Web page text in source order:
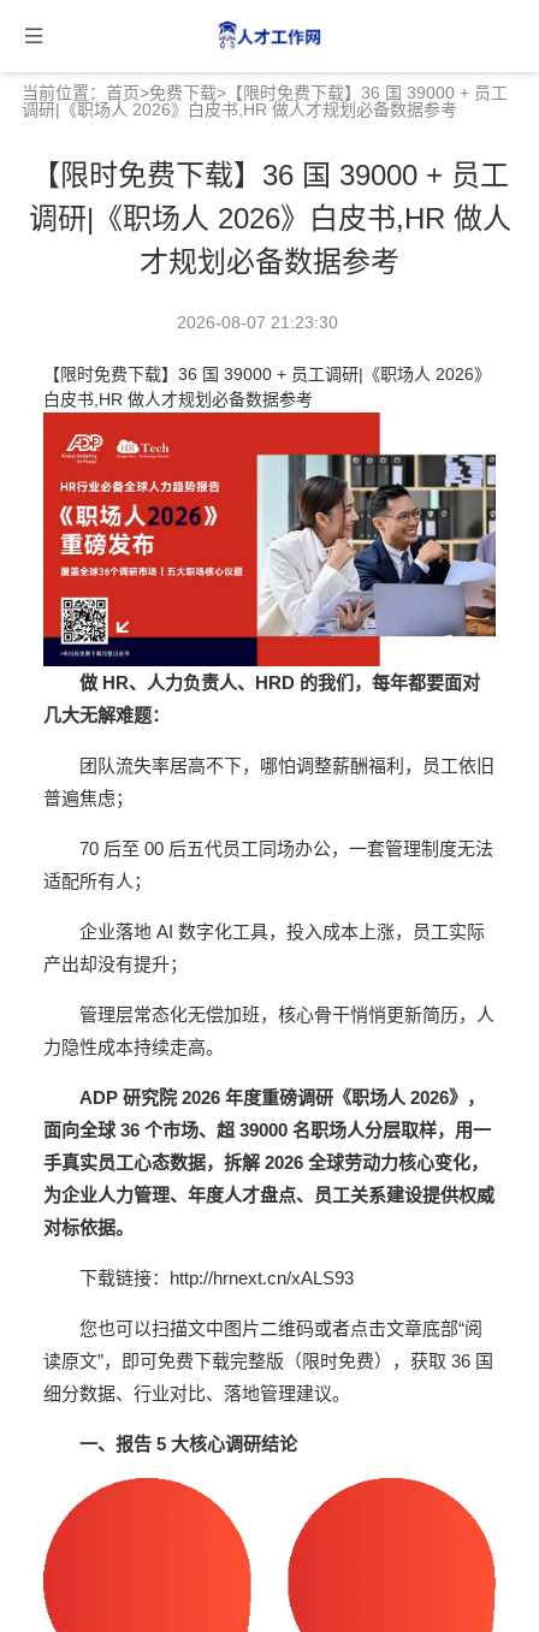
当前位置： 首页>免费下载>【限时免费下载】36 国 39000 + 员工
调研|《职场人 2026》白皮书,HR 做人才规划必备数据参考
【限时免费下载】36 国 39000 + 员工
调研|《职场人 2026》白皮书,HR 做人
才规划必备数据参考
2026-08-07 21:23:30
【限时免费下载】36 国 39000 + 员工调研|《职场人 2026》
白皮书,HR 做人才规划必备数据参考
做 HR、人力负责人、HRD 的我们，每年都要面对
几大无解难题：
团队流失率居高不下，哪怕调整薪酬福利，员工依旧
普遍焦虑；
70 后至 00 后五代员工同场办公，一套管理制度无法
适配所有人；
企业落地 AI 数字化工具，投入成本上涨，员工实际
产出却没有提升；
管理层常态化无偿加班，核心骨干悄悄更新简历，人
力隐性成本持续走高。
ADP 研究院 2026 年度重磅调研《职场人 2026》 ，
面向全球 36 个市场、超 39000 名职场人分层取样，用一
手真实员工心态数据，拆解 2026 全球劳动力核心变化，
为企业人力管理、年度人才盘点、员工关系建设提供权威
对标依据。
下载链接：http://hrnext.cn/xALS93
您也可以扫描文中图片二维码或者点击文章底部“阅
读原文”，即可免费下载完整版（限时免费），获取 36 国
细分数据、行业对比、落地管理建议。
一、报告 5 大核心调研结论